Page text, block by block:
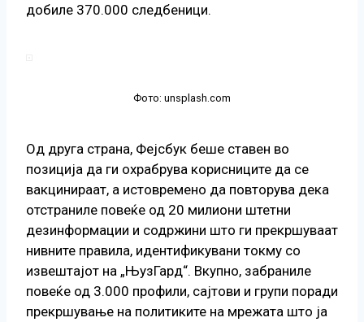
добиле 370.000 следбеници.
Фото: unsplash.com
Од друга страна, Фејсбук беше ставен во
позиција да ги охрабрува корисниците да се
вакцинираат, а истовремено да повторува дека
отстраниле повеќе од 20 милиони штетни
дезинформации и содржини што ги прекршуваат
нивните правила, идентификувани токму со
извештајот на „ЊузГард“. Вкупно, забраниле
повеќе од 3.000 профили, сајтови и групи поради
прекршување на политиките на мрежата што ја